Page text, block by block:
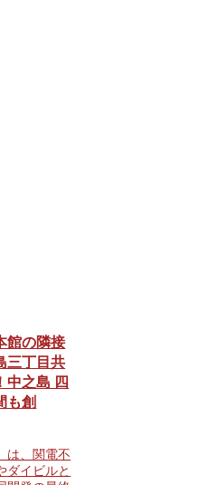
館の隣接
三丁目共
中之島 四
も創
は、関電不
ダイビルと